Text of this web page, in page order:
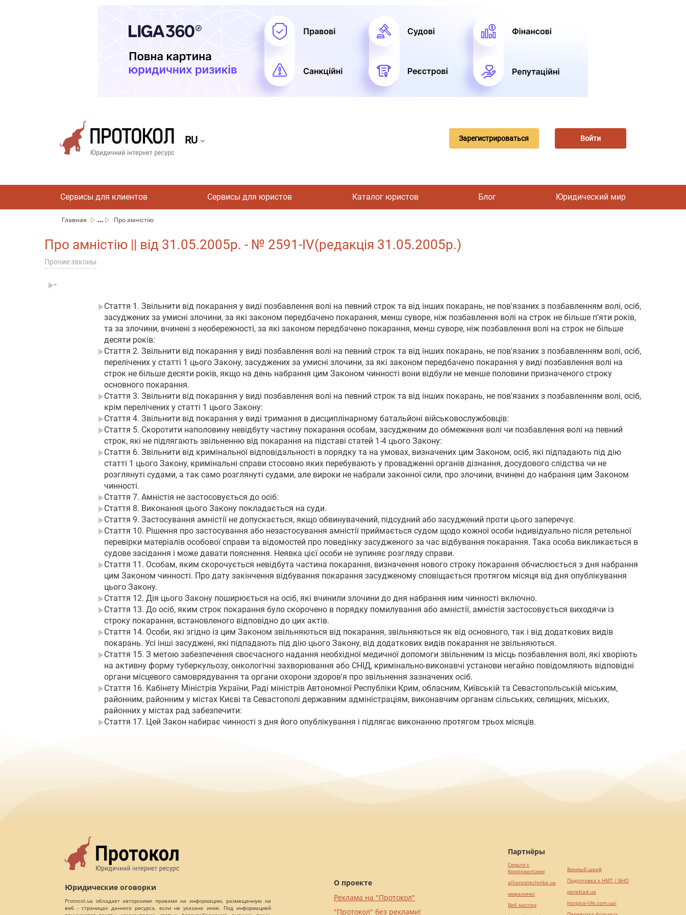
RU Зарегистрироваться Войти
Сервисы для клиентов Сервисы для юристов Каталог юристов Блог Юридический мир
Главная ... Про амністію
Про амністію || від 31.05.2005р. - № 2591-IV(редакція 31.05.2005р.)
Прочие законы
-
Стаття 1. Звільнити від покарання у виді позбавлення волі на певний строк та від інших покарань, не пов'язаних з позбавленням волі, осіб,
засуджених за умисні злочини, за які законом передбачено покарання, менш суворе, ніж позбавлення волі на строк не більше п'яти років,
та за злочини, вчинені з необережності, за які законом передбачено покарання, менш суворе, ніж позбавлення волі на строк не більше
десяти років:
Стаття 2. Звільнити від покарання у виді позбавлення волі на певний строк та від інших покарань, не пов'язаних з позбавленням волі, осіб,
перелічених у статті 1 цього Закону, засуджених за умисні злочини, за які законом передбачено покарання у виді позбавлення волі на
строк не більше десяти років, якщо на день набрання цим Законом чинності вони відбули не менше половини призначеного строку
основного покарання.
Стаття 3. Звільнити від покарання у виді позбавлення волі на певний строк та від інших покарань, не пов'язаних з позбавленням волі, осіб,
крім перелічених у статті 1 цього Закону:
Стаття 4. Звільнити від покарання у виді тримання в дисциплінарному батальйоні військовослужбовців:
Стаття 5. Скоротити наполовину невідбуту частину покарання особам, засудженим до обмеження волі чи позбавлення волі на певний
строк, які не підлягають звільненню від покарання на підставі статей 1-4 цього Закону:
Стаття 6. Звільнити від кримінальної відповідальності в порядку та на умовах, визначених цим Законом, осіб, які підпадають під дію
статті 1 цього Закону, кримінальні справи стосовно яких перебувають у провадженні органів дізнання, досудового слідства чи не
розглянуті судами, а так само розглянуті судами, але вироки не набрали законної сили, про злочини, вчинені до набрання цим Законом
чинності.
Стаття 7. Амністія не застосовується до осіб:
Стаття 8. Виконання цього Закону покладається на суди.
Стаття 9. Застосування амністії не допускається, якщо обвинувачений, підсудний або засуджений проти цього заперечує.
Стаття 10. Рішення про застосування або незастосування амністії приймається судом щодо кожної особи індивідуально після ретельної
перевірки матеріалів особової справи та відомостей про поведінку засудженого за час відбування покарання. Така особа викликається в
судове засідання і може давати пояснення. Неявка цієї особи не зупиняє розгляду справи.
Стаття 11. Особам, яким скорочується невідбута частина покарання, визначення нового строку покарання обчислюється з дня набрання
цим Законом чинності. Про дату закінчення відбування покарання засудженому сповіщається протягом місяця від дня опублікування
цього Закону.
Стаття 12. Дія цього Закону поширюється на осіб, які вчинили злочини до дня набрання ним чинності включно.
Стаття 13. До осіб, яким строк покарання було скорочено в порядку помилування або амністії, амністія застосовується виходячи із
строку покарання, встановленого відповідно до цих актів.
Стаття 14. Особи, які згідно із цим Законом звільняються від покарання, звільняються як від основного, так і від додаткових видів
покарань. Усі інші засуджені, які підпадають під дію цього Закону, від додаткових видів покарання не звільняються.
Стаття 15. З метою забезпечення своєчасного надання необхідної медичної допомоги звільненим із місць позбавлення волі, які хворіють
на активну форму туберкульозу, онкологічні захворювання або СНІД, кримінально-виконавчі установи негайно повідомляють відповідні
органи місцевого самоврядування та органи охорони здоров'я про звільнення зазначених осіб.
Стаття 16. Кабінету Міністрів України, Раді міністрів Автономної Республіки Крим, обласним, Київській та Севастопольській міським,
районним, районним у містах Києві та Севастополі державним адміністраціям, виконавчим органам сільських, селищних, міських,
районних у містах рад забезпечити:
Стаття 17. Цей Закон набирає чинності з дня його опублікування і підлягає виконанню протягом трьох місяців.
Юридические оговорки
Protocol.ua обладает авторскими правами на информацию, размещенную на
веб - страницах данного ресурса, если не указано иное. Под информацией
О проекте
Реклама на "Протокол"
"Протокол" без реклами!
Партнёры
Серьги с
бриллиантами
alliancetechnika.ua
миралинкс
Веб мастер
Винный шкаф
Подготовка к НМТ / ВНО
pereklad.ua
hospice-life.com.ua/